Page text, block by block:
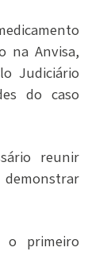
na Anvisa,
Judiciário
do caso
reunir
o primeiro